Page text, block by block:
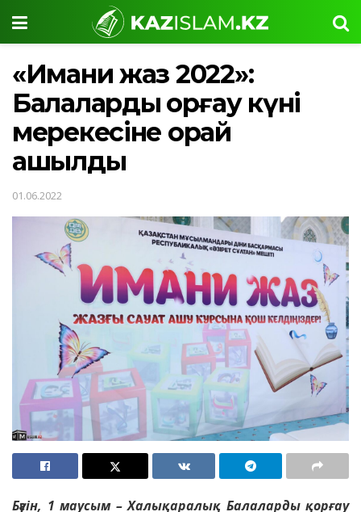
«Имани жаз 2022»:
Балаларды қорғау күні
мерекесіне орай
ашылды
01.06.2022
Бүгін, 1 маусым – Халықаралық Балаларды қорғау